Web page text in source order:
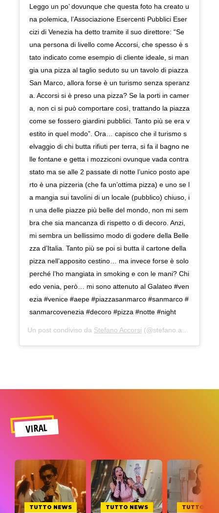
Leggo un po’ dovunque che questa foto ha creato u
na polemica, l’Associazione Esercenti Pubblici Eser
cizi di Venezia ha detto tramite il suo direttore: “Se
una persona di livello come Accorsi, che spesso è s
tato indicato come esempio di cliente ideale, si man
gia una pizza al taglio seduto su un tavolo di piazza
San Marco, allora forse è un turismo senza speranz
a. Accorsi si è preso una pizza? Se la porti in camer
a, non ci si può comportare così, trattando la piazza
come se fossero giardini pubblici. Tanto più se era v
estito in quel modo”. Ora… capisco che il turismo s
elvaggio di chi butta rifiuti per terra, si fa il bagno ne
lle fontane e getta i mozziconi ovunque vada contra
stato ma se alle 2 passate di notte l’unico posto ape
rto è una pizzeria (che fa un’ottima pizza) e uno se l
a mangia sui tavolini di un locale (pubblico) chiuso, i
n una delle piazze più belle del mondo, non mi sem
bra che sia mancanza di rispetto o di decoro. Anzi,
mi sembra un bellissimo modo di godere della Belle
zza d’Italia. Tanto più se poi si butta il cartone della
pizza nell’apposito cestino… ma invece forse è solo
perché l’ho mangiata in smoking e con le mani? Chi
edo venia, però… mi sono attenuto al Galateo #ven
ezia #venice #aepe #piazzasanmarco #sanmarco #
sanmarcovenezia #decoro #pizza #notte #night
Un post condiviso da Stefano Accorsi (@stefano.accorsi) in data:
VIRAL
TUTTO NEWS TUTTO NEWS TUTTO